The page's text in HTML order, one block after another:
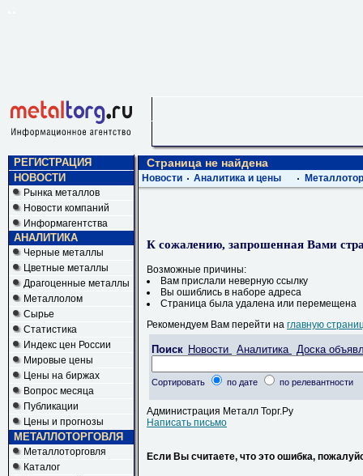
РЕГИСТРАЦИЯ
НОВОСТИ
Рынка металлов
Новости компаний
Информагентства
АНАЛИТИКА
Черные металлы
Цветные металлы
Драгоценные металлы
Металлолом
Сырье
Статистика
Индекс цен России
Мировые цены
Цены на биржах
Вопрос месяца
Публикации
Цены и прогнозы
МЕТАЛЛОТОРГОВЛЯ
Металлоторговля
Каталог
Страница не найдена
Новости Аналитика и цены
К сожалению, запрошенная Вами
Возможные причины:
Вам прислали неверную ссылку
Вы ошиблись в наборе адреса
Страница была удалена или перемещена
Рекомендуем Вам перейти на главную
Поиск Новости Аналитика Доска
Сортировать по дате по релевантности
Администрация Металл Торг.Ру
Написать письмо
Если Вы считаете, что это ошибка,